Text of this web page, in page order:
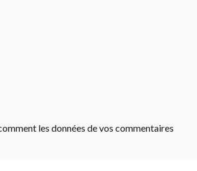
les données de vos commentaires